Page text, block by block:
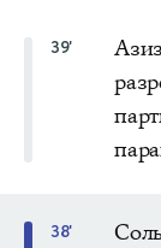
39'
38'